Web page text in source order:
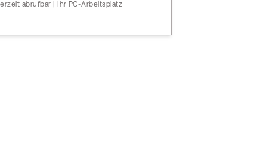
abrufbar | Ihr PC-Arbeitsplatz